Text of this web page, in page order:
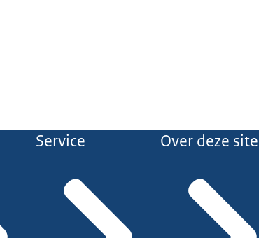
Service Over deze site